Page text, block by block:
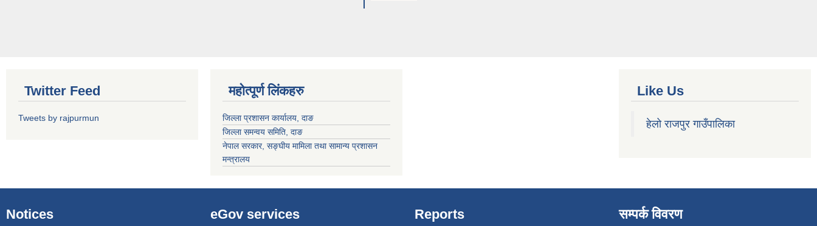
Twitter Feed
Tweets by rajpurmun
महोत्पूर्ण लिंकहरु
जिल्ला प्रशासन कार्यालय, दाङ
जिल्ला समन्वय समिति, दाङ
नेपाल सरकार, सङ्घीय मामिला तथा सामान्य प्रशासन
मन्त्रालय
Like Us
हेलो राजपुर गाउँपालिका
Notices eGov services Reports सम्पर्क विवरण